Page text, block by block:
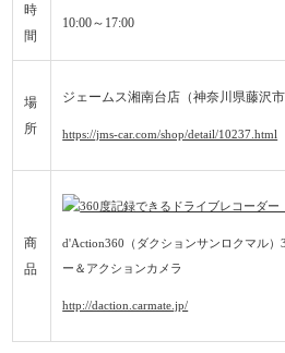
時
間
10:00～17:00
場
所
ジェームス湘南台店（神奈川県藤沢市
https://jms-car.com/shop/detail/10237.html
商
品
d'Action360（ダクションサンロクマル
ー＆アクションカメラ
http://daction.carmate.jp/